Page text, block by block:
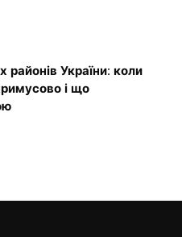
районів України: коли
і що